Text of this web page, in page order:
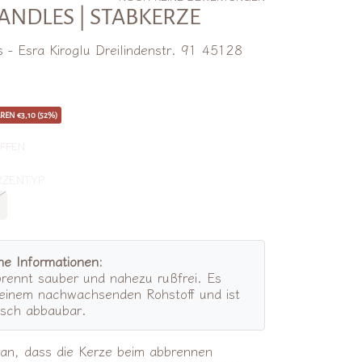
| STABKERZE
- Esra Kiroglu Dreilindenstr. 91 45128
€3,10 (52%)
Informationen:
sauber und nahezu rußfrei. Es
nachwachsenden Rohstoff und ist
abbaubar.
dass die Kerze beim abbrennen